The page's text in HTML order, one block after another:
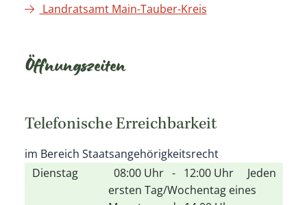
Landratsamt Main-Tauber-Kreis
Öffnungszeiten
Telefonische Erreichbarkeit
im Bereich Staatsangehörigkeitsrecht
Dienstag
08:00 Uhr - 12:00 Uhr
Jeden
ersten Tag/Wochentag eines